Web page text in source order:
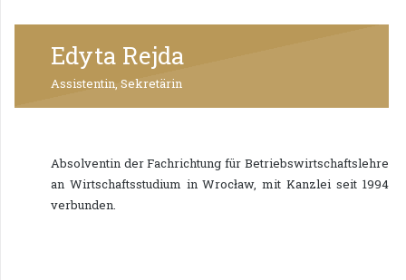
Edyta Rejda
Assistentin, Sekretärin
Absolventin der Fachrichtung für Betriebswirtschaftslehre
an Wirtschaftsstudium in Wrocław, mit Kanzlei seit 1994
verbunden.